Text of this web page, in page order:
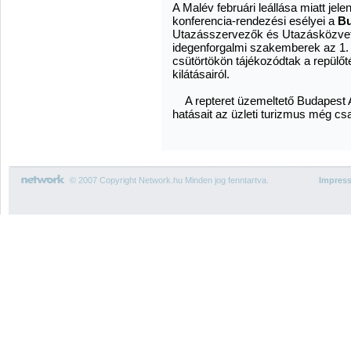
AMalév februári leállása miatt
konferencia-rendezési esélyei a
Utazásszervezők és
idegenforgalmi szakemberek az
csütörtökön tájékozódtak a
kilátásairól.
A repteret üzemeltető
hatásait az üzleti turizmus még
© 2007 Copyright Network.hu Minden jog fenntartva.